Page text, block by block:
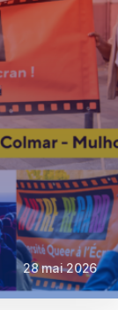
28 mai 2026